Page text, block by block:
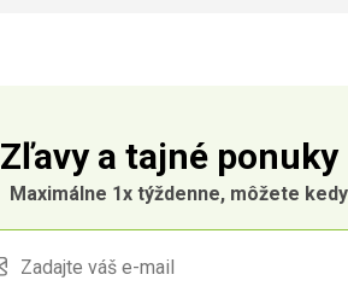
Zľavy a tajné
Maximálne 1x týždenne, môžete